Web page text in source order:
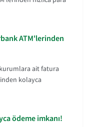
ATM'lerinden
ait fatura
kolayca
ödeme imkanı!